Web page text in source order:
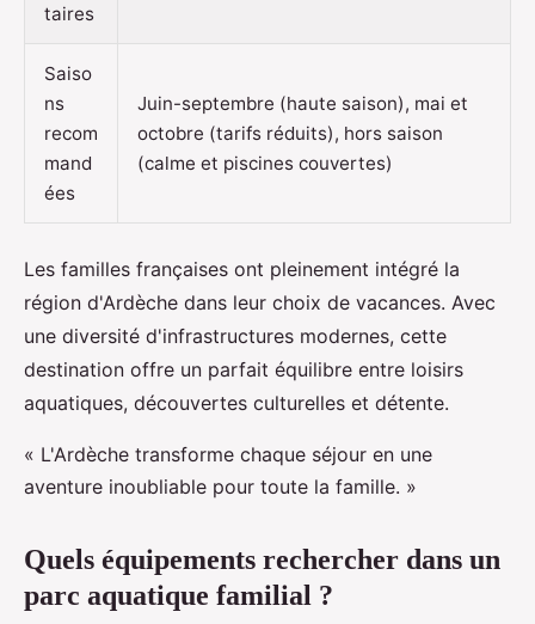
taires
Saiso
ns
recom
mand
ées
Juin-septembre (haute saison), mai et
octobre (tarifs réduits), hors saison
(calme et piscines couvertes)
Les familles françaises ont pleinement intégré la
région d'Ardèche dans leur choix de vacances. Avec
une diversité d'infrastructures modernes, cette
destination offre un parfait équilibre entre loisirs
aquatiques, découvertes culturelles et détente.
« L'Ardèche transforme chaque séjour en une
aventure inoubliable pour toute la famille. »
Quels équipements rechercher dans un
parc aquatique familial ?